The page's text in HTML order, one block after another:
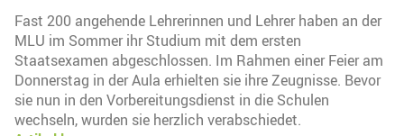
Fast 200 angehende Lehrerinnen und Lehrer haben an der
MLU im Sommer ihr Studium mit dem ersten
Staatsexamen abgeschlossen. Im Rahmen einer Feier am
Donnerstag in der Aula erhielten sie ihre Zeugnisse. Bevor
sie nun in den Vorbereitungsdienst in die Schulen
wechseln, wurden sie herzlich verabschiedet.